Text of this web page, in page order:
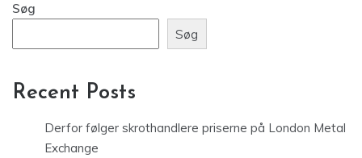
Søg
Søg
Recent Posts
Derfor følger skrothandlere priserne på London Metal
Exchange